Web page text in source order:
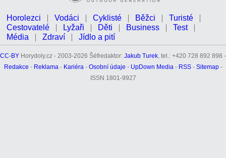
Horolezci Vodáci Cyklisté Běžci
Turisté
Cestovatelé
Lyžaři Děti Business
Test
Média
Zdraví Jídlo a pití
CC-BY Horydoly.cz - 2003-2026 Šéfredaktor: Jakub Turek, tel.: +420 728 892 898 -
Redakce - Reklama- Kariéra- Osobní údaje - UpDown Media- RSS- Sitemap-
ISSN 1801-9927